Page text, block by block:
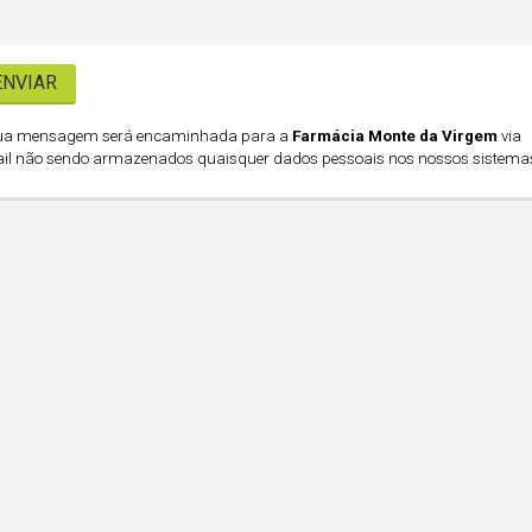
mensagem será encaminhada para a Farmácia Monte da Virgem via
não sendo armazenados quaisquer dados pessoais nos nossos